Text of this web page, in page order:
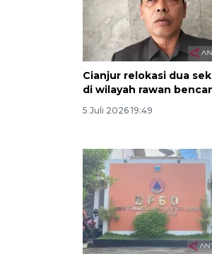
Cianjur relokasi dua
di wilayah rawan
5 Juli 2026 19:49